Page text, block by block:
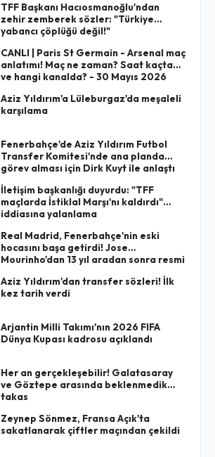
TFF Başkanı Hacıosmanoğlu'ndan
zehir zemberek sözler: "Türkiye
yabancı çöplüğü değil!"
CANLI | Paris St Germain - Arsenal maç
anlatımı! Maç ne zaman? Saat kaçta
ve hangi kanalda? - 30 Mayıs 2026
Aziz Yıldırım'a Lüleburgaz'da meşaleli
karşılama
Fenerbahçe'de Aziz Yıldırım Futbol
Transfer Komitesi'nde ana planda
görev alması için Dirk Kuyt ile anlaştı
İletişim başkanlığı duyurdu: "TFF
maçlarda İstiklal Marşı'nı kaldırdı"
iddiasına yalanlama
Real Madrid, Fenerbahçe'nin eski
hocasını başa getirdi! Jose
Mourinho'dan 13 yıl aradan sonra resmi
Aziz Yıldırım'dan transfer sözleri! İlk
kez tarih verdi
Arjantin Milli Takımı'nın 2026 FIFA
Dünya Kupası kadrosu açıklandı
Her an gerçekleşebilir! Galatasaray
ve Göztepe arasında beklenmedik
takas
Zeynep Sönmez, Fransa Açık'ta
sakatlanarak çiftler maçından çekildi